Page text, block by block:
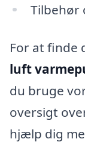
Tilbehør
For at finde
luft
du bruge
oversigt
hjælp dig